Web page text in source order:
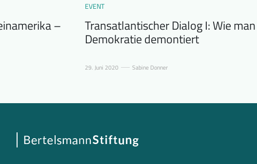
–
EVENT
Transatlantischer Dialog I: Wie man
Demokratie demontiert
29. Juni 2020 Sabine Donner